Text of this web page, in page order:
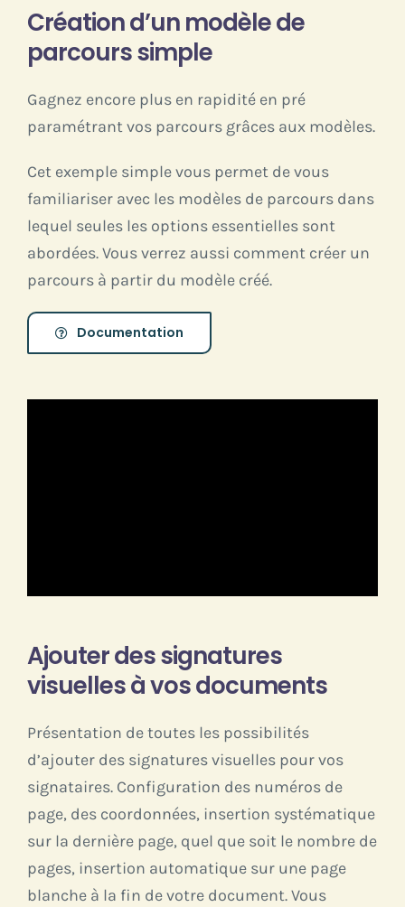
Création d’un modèle de
parcours simple
Gagnez encore plus en rapidité en pré
paramétrant vos parcours grâces aux modèles.
Cet exemple simple vous permet de vous
familiariser avec les modèles de parcours dans
lequel seules les options essentielles sont
abordées. Vous verrez aussi comment créer un
parcours à partir du modèle créé.
Documentation
Ajouter des signatures
visuelles à vos documents
Présentation de toutes les possibilités
d’ajouter des signatures visuelles pour vos
signataires. Configuration des numéros de
page, des coordonnées, insertion systématique
sur la dernière page, quel que soit le nombre de
pages, insertion automatique sur une page
blanche à la fin de votre document. Vous